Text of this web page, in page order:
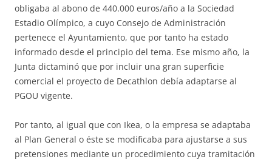
obligaba al abono de 440.000 euros/año a la Sociedad
Estadio Olímpico, a cuyo Consejo de Administración
pertenece el Ayuntamiento, que por tanto ha estado
informado desde el principio del tema. Ese mismo año, la
Junta dictaminó que por incluir una gran superficie
comercial el proyecto de Decathlon debía adaptarse al
PGOU vigente.
Por tanto, al igual que con Ikea, o la empresa se adaptaba
al Plan General o éste se modificaba para ajustarse a sus
pretensiones mediante un procedimiento cuya tramitación